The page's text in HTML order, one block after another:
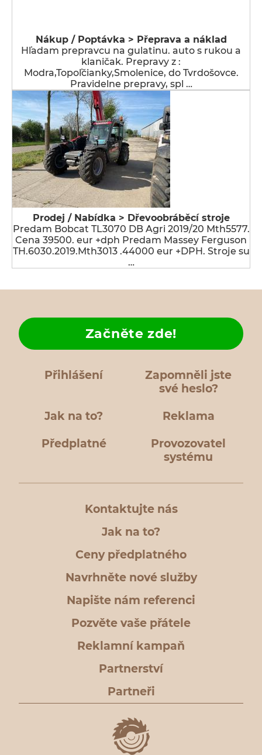
Nákup / Poptávka > Přeprava a náklad
Hľadam prepravcu na gulatinu. auto s rukou a
klaničak. Prepravy z :
Modra,Topoľčianky,Smolenice, do Tvrdošovce.
Pravidelne prepravy, spl …
Prodej / Nabídka > Dřevoobráběcí stroje
Predam Bobcat TL3070 DB Agri 2019/20 Mth5577.
Cena 39500. eur +dph Predam Massey Ferguson
TH.6030.2019.Mth3013 .44000 eur +DPH. Stroje su
…
Přihlášení
Zapomněli jste
své heslo?
Jak na to?
Začněte zde!
Reklama
Předplatné
Provozovatel
systému
Kontaktujte nás
Jak na to?
Ceny předplatného
Navrhněte nové služby
Napište nám referenci
Pozvěte vaše přátele
Reklamní kampaň
Partnerství
Partneři